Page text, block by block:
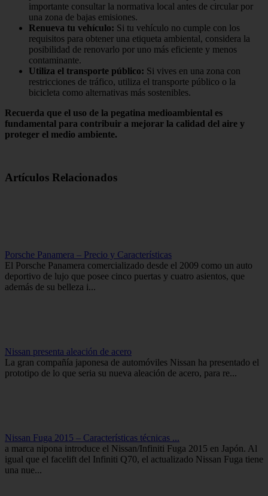
importante consultar la normativa local antes de circular por
una zona de bajas emisiones.
Renueva tu vehículo: Si tu vehículo no cumple con los
requisitos para obtener una etiqueta ambiental, considera la
posibilidad de renovarlo por uno más eficiente y menos
contaminante.
Utiliza el transporte público: Si vives en una zona con
restricciones de tráfico, utiliza el transporte público o la
bicicleta como alternativas más sostenibles.
Recuerda que el uso de la pegatina medioambiental es
fundamental para contribuir a mejorar la calidad del aire y
proteger el medio ambiente.
Artículos Relacionados
Porsche Panamera – Precio y Características
El Porsche Panamera comercializado desde el 2009 como un auto
deportivo de lujo que posee cinco puertas y cuatro asientos, que
además de su belleza i...
Nissan presenta aleación de acero
La gran compañía japonesa de automóviles Nissan ha presentado el
prototipo de lo que seria su nueva aleación de acero, para re...
Nissan Fuga 2015 – Características técnicas ...
a marca nipona introduce el Nissan/Infiniti Fuga 2015 en Japón. Al
igual que el facelift del Infiniti Q70, el actualizado Nissan Fuga tiene
una nue...